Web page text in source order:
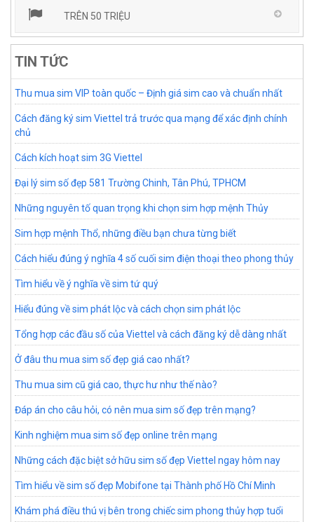
TRÊN 50 TRIỆU
TIN TỨC
Thu mua sim VIP toàn quốc – Định giá sim cao và chuẩn nhất
Cách đăng ký sim Viettel trả trước qua mạng để xác định chính
chủ
Cách kích hoạt sim 3G Viettel
Đại lý sim số đẹp 581 Trường Chinh, Tân Phú, TPHCM
Những nguyên tố quan trọng khi chọn sim hợp mệnh Thủy
Sim hợp mệnh Thổ, những điều bạn chưa từng biết
Cách hiểu đúng ý nghĩa 4 số cuối sim điện thoại theo phong thủy
Tìm hiểu về ý nghĩa về sim tứ quý
Hiểu đúng về sim phát lộc và cách chọn sim phát lộc
Tổng hợp các đầu số của Viettel và cách đăng ký dễ dàng nhất
Ở đâu thu mua sim số đẹp giá cao nhất?
Thu mua sim cũ giá cao, thực hư như thế nào?
Đáp án cho câu hỏi, có nên mua sim số đẹp trên mạng?
Kinh nghiệm mua sim số đẹp online trên mạng
Những cách đặc biệt sở hữu sim số đẹp Viettel ngay hôm nay
Tìm hiểu về sim số đẹp Mobifone tại Thành phố Hồ Chí Minh
Khám phá điều thú vị bên trong chiếc sim phong thủy hợp tuổi